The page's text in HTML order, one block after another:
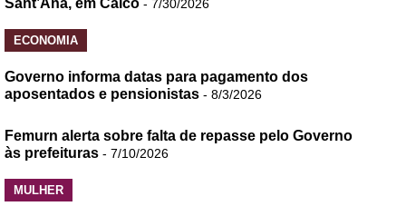
Sant’Ana, em Caicó - 7/30/2026
ECONOMIA
Governo informa datas para pagamento dos
aposentados e pensionistas - 8/3/2026
Femurn alerta sobre falta de repasse pelo Governo
às prefeituras - 7/10/2026
MULHER